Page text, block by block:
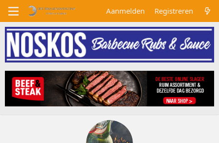
Aanmelden Registreren